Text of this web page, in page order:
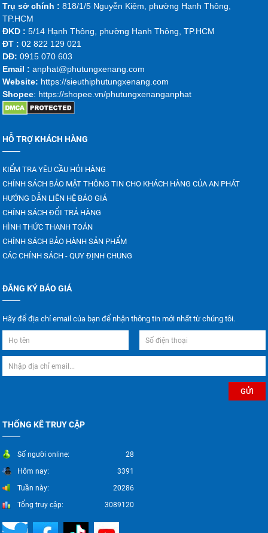
Trụ sở chính : 818/1/5 Nguyễn Kiệm, phường Hạnh Thông,
TP.HCM
ĐKD :5/14 Hạnh Thông, phường Hạnh Thông, TP.HCM
ĐT : 02 822 129 021
DĐ:0915 070 603
Email :anphat@phutungxenang.com
Website: https://sieuthiphutungxenang.com
Shopee: https://shopee.vn/phutungxenanganphat
HỖ TRỢ KHÁCH HÀNG
KIỂM TRA YÊU CẦU HỎI HÀNG
CHÍNH SÁCH BẢO MẬT THÔNG TIN CHO KHÁCH HÀNG CỦA AN PHÁT
HƯỚNG DẪN LIÊN HỆ BÁO GIÁ
CHÍNH SÁCH ĐỔI TRẢ HÀNG
HÌNH THỨC THANH TOÁN
CHÍNH SÁCH BẢO HÀNH SẢN PHẨM
CÁC CHÍNH SÁCH - QUY ĐỊNH CHUNG
ĐĂNG KÝ BÁO GIÁ
Hãy để địa chỉ email của bạn để nhận thông tin mới nhất từ chúng tôi.
THỐNG KÊ TRUY CẬP
Số người online:
28
Hôm nay:
3391
Tuần này:
20286
Tổng truy cập:
3089120